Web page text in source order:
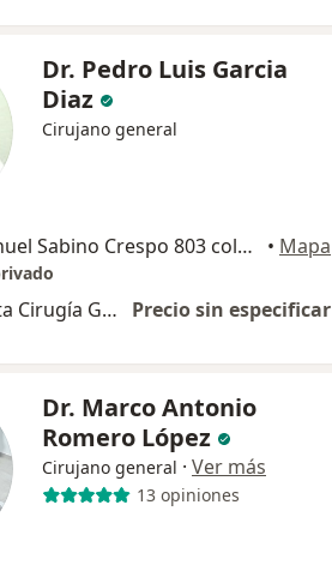
Dr. Pedro Luis Garcia
Diaz
Cirujano general
Calle de Manuel Sabino Crespo 803 colonia Figueroa, Oaxaca de Juárez • Mapa
Primera visita Cirugía General Precio sin especificar
Dr. Marco Antonio
Romero López
Cirujano general · Ver más
13 opiniones